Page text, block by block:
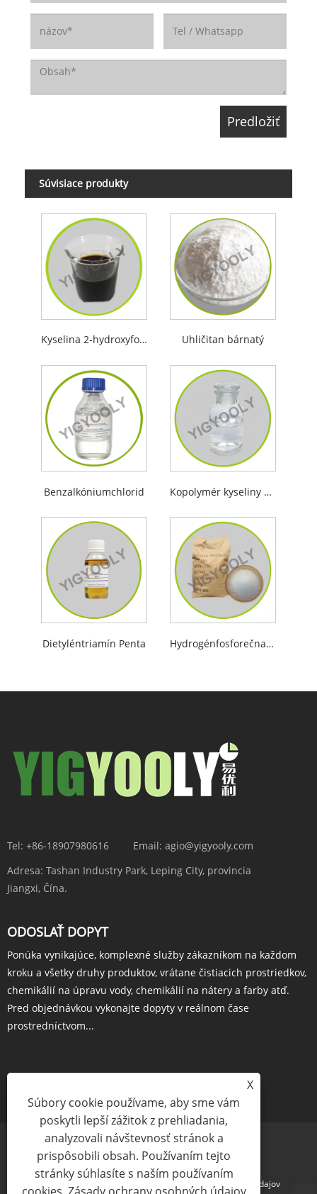
Súvisiace produkty
Kyselina 2-hydroxyfosfonooctová Uhličitan bárnatý
Benzalkóniumchlorid Kopolymér kyseliny maleínovej a akrylovej
Dietyléntriamín Penta Hydrogénfosforečnan disodný
Tel: +86-18907980616 Email: agio@yigyooly.com
Adresa: Tashan Industry Park, Leping City, provincia
Jiangxi, Čína.
ODOSLAŤ DOPYT
Ponúka vynikajúce, komplexné služby zákazníkom na každom
kroku a všetky druhy produktov, vrátane čistiacich prostriedkov,
chemikálií na úpravu vody, chemikálií na nátery a farby atď.
Pred objednávkou vykonajte dopyty v reálnom čase
prostredníctvom...
Links Sitemap Zásady ochrany osobných údajov
X
Súbory cookie používame, aby sme vám
poskytli lepší zážitok z prehliadania,
analyzovali návštevnosť stránok a
prispôsobili obsah. Používaním tejto
stránky súhlasíte s naším používaním